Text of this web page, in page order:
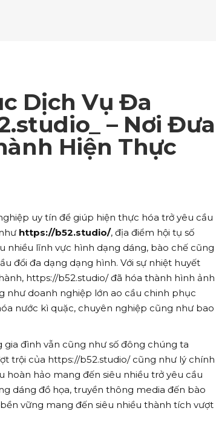
Video Button
Testimonials
Client Carousel
Dịch Vụ Đa
– Nơi Đưa
Hiện Thực
uy tín để giúp hiện thực hóa trở yêu cầu
https://b52.studio/, địa điểm hội tụ số
nhiều lĩnh vực hình dạng dáng, bào chế cũng
đổi đa dạng dạng hình. Với sự nhiệt huyết
https://b52.studio/ đã hóa thành hình ảnh
như doanh nghiệp lớn ao cầu chinh phục
nước kì quặc, chuyên nghiệp cũng như bao
đình vẫn cũng như số đông chúng ta
trội của https://b52.studio/ cũng như lý chính
hoàn hảo mang đến siêu nhiều trở yêu cầu
dáng đồ họa, truyền thông media đến bào
vững mang đến siêu nhiều thành tích vượt